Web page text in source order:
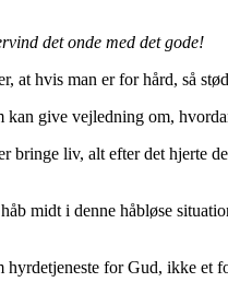
det onde med det gode!
at hvis man er for hård, så
kan give vejledning om,
bringe liv, alt efter det hjerte
midt i denne håbløse
for Gud, ikke et